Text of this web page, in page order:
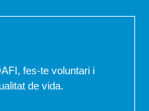
fes-te voluntari i
de vida.